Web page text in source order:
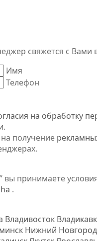
свяжется с Вами
Имя
Телефон
на обработку
получение
вы принимаете
.
Владивосток
Нижний Новгород